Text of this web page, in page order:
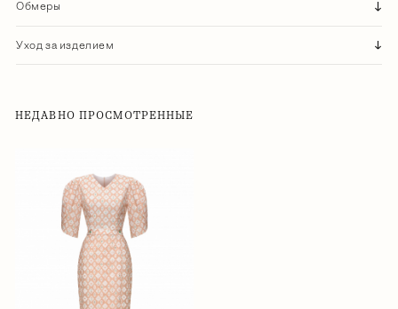
Обмеры
Уход за изделием
НЕДАВНО ПРОСМОТРЕННЫЕ